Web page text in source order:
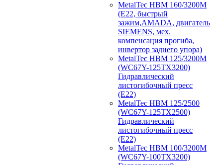
MetalTec HBM 160/3200M
(E22, быстрый
зажим,AMADA, двигатель
SIEMENS, мех.
компенсация прогиба,
инвертор заднего упора)
MetalTec HBM 125/3200M
(WC67Y-125TX3200)
Гидравлический
листогибочный пресс
(E22)
MetalTec HBM 125/2500
(WC67Y-125TX2500)
Гидравлический
листогибочный пресс
(E22)
MetalTec HBM 100/3200M
(WC67Y-100TX3200)